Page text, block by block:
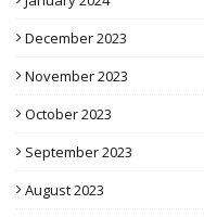
December 2023
November 2023
October 2023
September 2023
August 2023